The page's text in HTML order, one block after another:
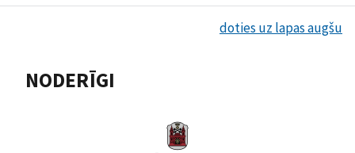
doties uz lapas augšu
NODERĪGI